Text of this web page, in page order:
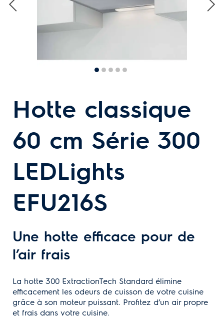
Hotte classique
60 cm Série 300
LEDLights
EFU216S
Une hotte efficace pour de
l’air frais
La hotte 300 ExtractionTech Standard élimine
efficacement les odeurs de cuisson de votre cuisine
grâce à son moteur puissant. Profitez d’un air propre
et frais dans votre cuisine.